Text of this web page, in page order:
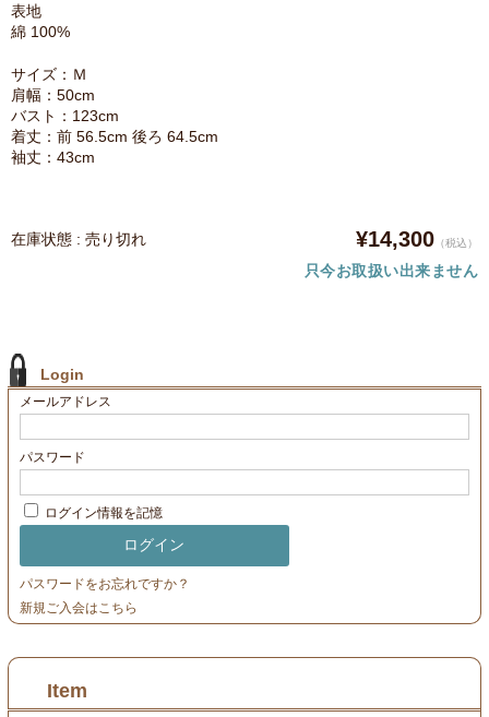
表地
綿 100%
サイズ：Ｍ
肩幅：50cm
バスト：123cm
着丈：前 56.5cm 後ろ 64.5cm
袖丈：43cm
在庫状態 : 売り切れ ¥14,300 （税込）
只今お取扱い出来ません
Login
メールアドレス
パスワード
ログイン情報を記憶
パスワードをお忘れですか？
新規ご入会はこちら
Item